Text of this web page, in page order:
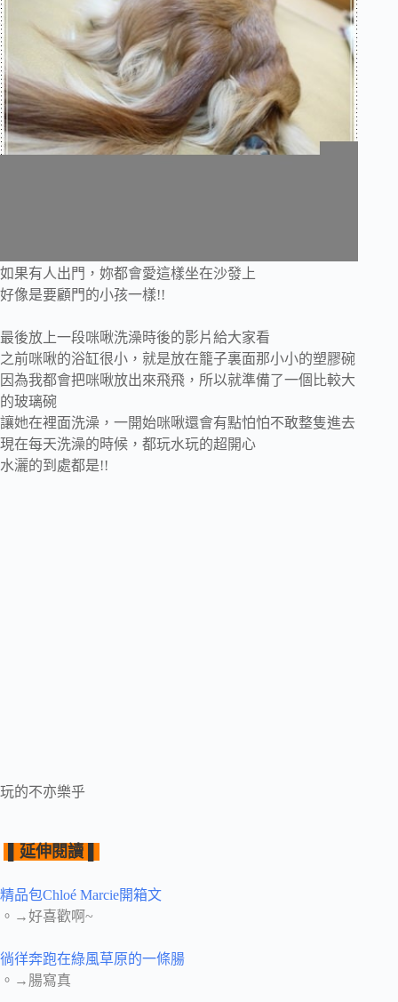
如果有人出門，妳都會愛這樣坐在沙發上
好像是要顧門的小孩一樣!!
最後放上一段咪啾洗澡時後的影片給大家看
之前咪啾的浴缸很小，就是放在籠子裏面那小小的塑膠碗
因為我都會把咪啾放出來飛飛，所以就準備了一個比較大
的玻璃碗
讓她在裡面洗澡，一開始咪啾還會有點怕怕不敢整隻進去
現在每天洗澡的時候，都玩水玩的超開心
水灑的到處都是!!
玩的不亦樂乎
延伸閱讀 ▌
精品包Chloé Marcie開箱文
。→好喜歡啊~
徜徉奔跑在綠風草原的一條腸
。→腸寫真